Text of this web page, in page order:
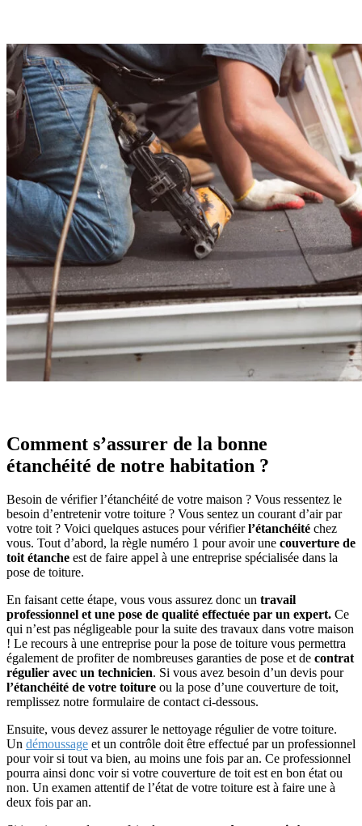
Comment s’assurer de la bonne
étanchéité de notre habitation ?
Besoin de vérifier l’étanchéité de votre maison ? Vous ressentez le
besoin d’entretenir votre toiture ? Vous sentez un courant d’air par
votre toit ? Voici quelques astuces pour vérifierl’étanchéité chez
vous. Tout d’abord, la règle numéro 1 pour avoir une couverture de
toit étanche est de faire appel à une entreprise spécialisée dans la
pose de toiture.
En faisant cette étape, vous vous assurez donc un travail
professionnel et une pose de qualité effectuée par un expert. Ce
qui n’est pas négligeable pour la suite des travaux dans votre maison
! Le recours à une entreprise pour la pose de toiture vous permettra
également de profiter de nombreuses garanties de pose et de contrat
régulier avec un technicien. Si vous avez besoin d’un devis pour
l’étanchéité de votre toiture ou la pose d’une couverture de toit,
remplissez notre formulaire de contact ci-dessous.
Ensuite, vous devez assurer le nettoyage régulier de votre toiture.
Un démoussage et un contrôle doit être effectué par un professionnel
pour voir si tout va bien, au moins une fois par an. Ce professionnel
pourra ainsi donc voir si votre couverture de toit est en bon état ou
non. Un examen attentif de l’état de votre toiture est à faire une à
deux fois par an.